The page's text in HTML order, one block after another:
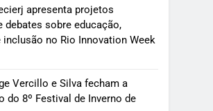
apresenta projetos
debates sobre educação,
no Rio Innovation Week
Vercillo e Silva fecham a
do 8º Festival de Inverno de